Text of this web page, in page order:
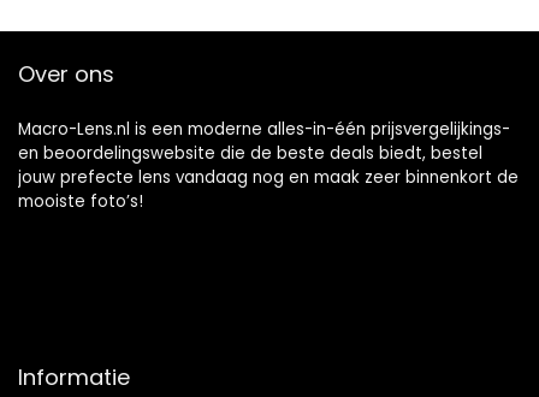
Over ons
Macro-Lens.nl is een moderne alles-in-één prijsvergelijkings-
en beoordelingswebsite die de beste deals biedt, bestel
jouw prefecte lens vandaag nog en maak zeer binnenkort de
mooiste foto’s!
Informatie